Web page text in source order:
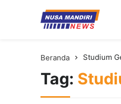
Kampus
Universitas Nusa Mandiri
Beranda Studium
Tag: